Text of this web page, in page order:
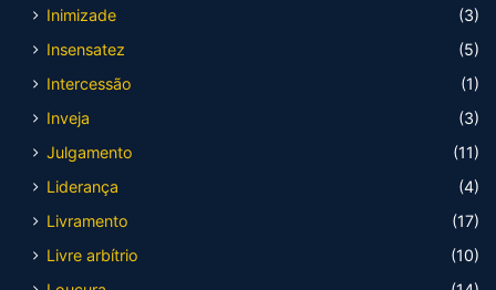
Inimizade
(3)
Insensatez
(5)
Intercessão
(1)
Inveja
(3)
Julgamento
(11)
Liderança
(4)
Livramento
(17)
Livre arbítrio
(10)